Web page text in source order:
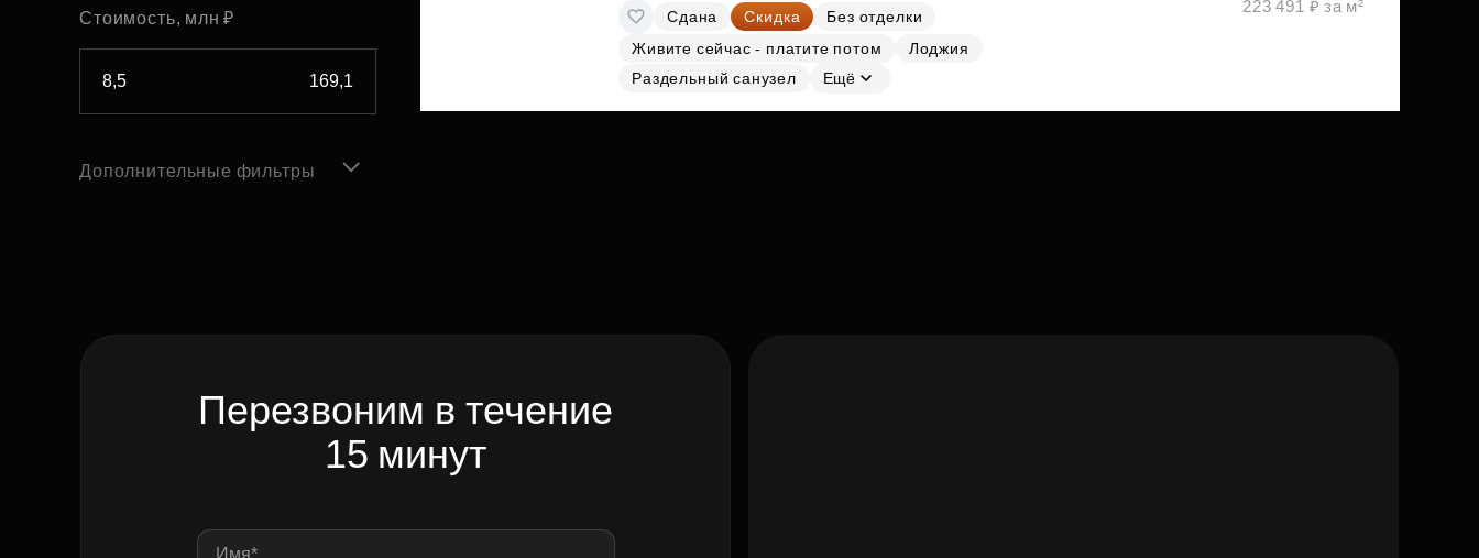
Стоимость, млн ₽
Дополнительные фильтры
Сдана Скидка
Без отделки
Живите сейчас - платите потом
Лоджия
Раздельный санузел
Ещё
223 491 ₽ за м²
Перезвоним в течение
15 минут